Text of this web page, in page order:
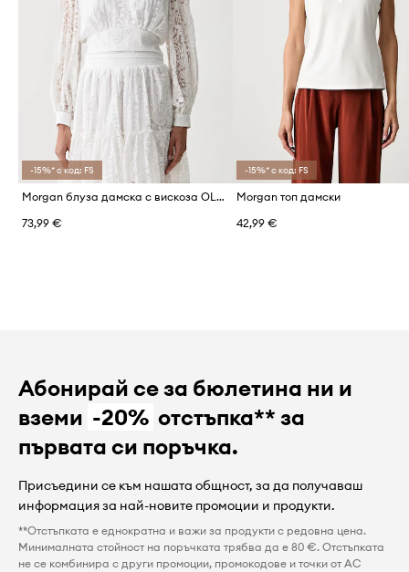
-15%* с код: FS
Morgan блуза дамска с вискоза OLACO.F
73,99 €
-15%* с код: FS
Morgan топ дамски
42,99 €
Абонирай се за бюлетина ни и
вземи -20% отстъпка** за
първата си поръчка.
Присъедини се към нашата общност, за да получаваш
информация за най-новите промоции и продукти.
**Отстъпката е еднократна и важи за продукти с редовна цена.
Минималната стойност на поръчката трябва да е 80 €. Отстъпката
не се комбинира с други промоции, промокодове и точки от AC